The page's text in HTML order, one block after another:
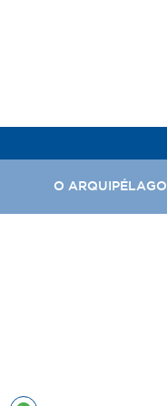
O ARQUIPÉLAGO